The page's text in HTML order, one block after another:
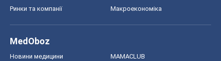
Ринки та компанії Макроекономіка
MedOboz
Новини медицини MAMACLUB